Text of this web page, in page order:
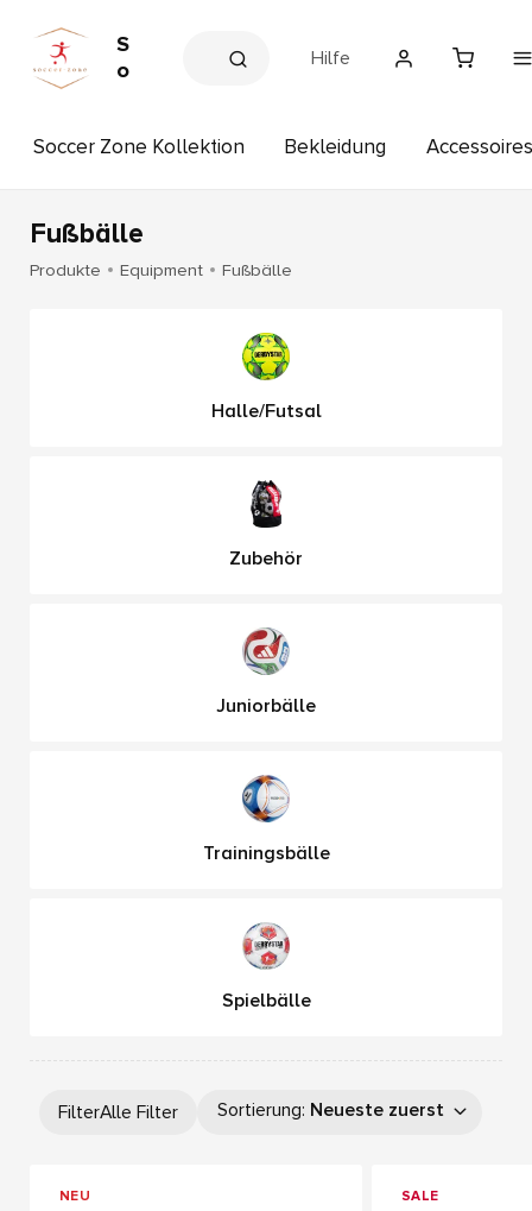
S
o
e
o
e
Hilfe
Soccer Zone Kollektion Bekleidung Accessoires
Fußbälle
Produkte Equipment Fußbälle
Halle/Futsal
Zubehör
Juniorbälle
Trainingsbälle
Spielbälle
FilterAlle Filter Sortierung: Neueste zuerst
NEU SALE